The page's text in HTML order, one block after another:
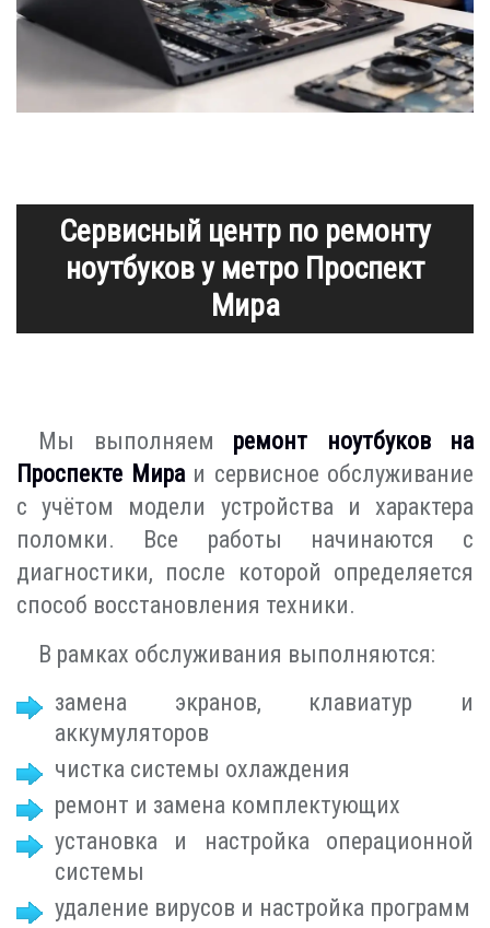
Сервисный центр по ремонту
ноутбуков у метро Проспект
Мира
Мы выполняем ремонт ноутбуков на
Проспекте Мираи сервисное обслуживание
с учётом модели устройства и характера
поломки. Все работы начинаются с
диагностики, после которой определяется
способ восстановления техники.
В рамках обслуживания выполняются:
замена экранов, клавиатур и
аккумуляторов
чистка системы охлаждения
ремонт и замена комплектующих
установка и настройка операционной
системы
удаление вирусов и настройка программ